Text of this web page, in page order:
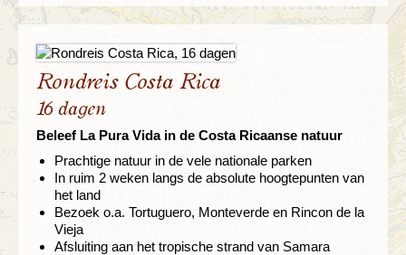
Rondreis Costa Rica
16 dagen
Beleef La Pura Vida in de Costa Ricaanse natuur
Prachtige natuur in de vele nationale parken
In ruim 2 weken langs de absolute hoogtepunten van
het land
Bezoek o.a. Tortuguero, Monteverde en Rincon de la
Vieja
Afsluiting aan het tropische strand van Samara